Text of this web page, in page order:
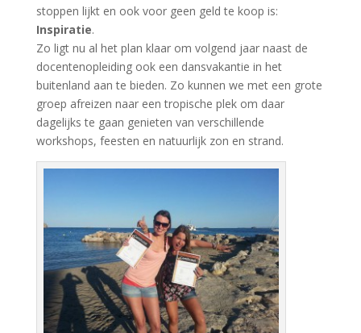
stoppen lijkt en ook voor geen geld te koop is:
Inspiratie.
Zo ligt nu al het plan klaar om volgend jaar naast de
docentenopleiding ook een dansvakantie in het
buitenland aan te bieden. Zo kunnen we met een grote
groep afreizen naar een tropische plek om daar
dagelijks te gaan genieten van verschillende
workshops, feesten en natuurlijk zon en strand.